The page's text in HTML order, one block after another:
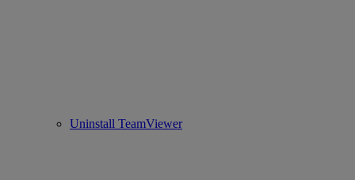
Uninstall TeamViewer